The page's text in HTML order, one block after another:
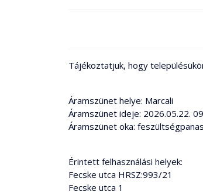
Tájékoztatjuk, hogy
Áramszünet helye: Marcali
Áramszünet ideje: 2026.05.22.
Áramszünet oka:
Érintett felhasználási helyek:
Fecske utca HRSZ:993/21
Fecske utca 1